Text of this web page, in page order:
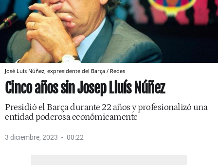
José Luis Núñez, expresidente del Barça / Redes
Cinco años sin Josep Lluís Núñez
Presidió el Barça durante 22 años y profesionalizó una
entidad poderosa económicamente
3 diciembre, 2023 00:22